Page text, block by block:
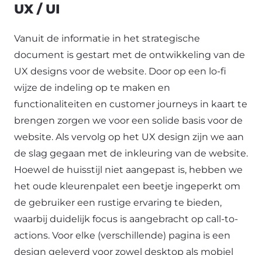
UX / UI
Vanuit de informatie in het strategische
document is gestart met de ontwikkeling van de
UX designs voor de website. Door op een lo-fi
wijze de indeling op te maken en
functionaliteiten en customer journeys in kaart te
brengen zorgen we voor een solide basis voor de
website. Als vervolg op het UX design zijn we aan
de slag gegaan met de inkleuring van de website.
Hoewel de huisstijl niet aangepast is, hebben we
het oude kleurenpalet een beetje ingeperkt om
de gebruiker een rustige ervaring te bieden,
waarbij duidelijk focus is aangebracht op call-to-
actions. Voor elke (verschillende) pagina is een
design geleverd voor zowel desktop als mobiel